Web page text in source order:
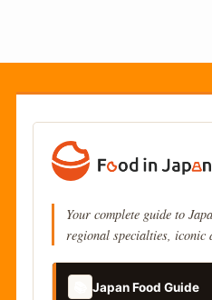
Your complete guide to
regional specialties, iconic
Japan Food Guide